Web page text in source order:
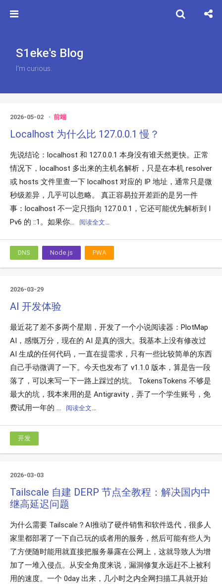
S1eke's Blog
I'm curious.
2026-05-02 前端
Localhost 为什么比 127.0.0.1 慢？
先说结论：localhost 和 127.0.0.1 本身没有谁天然更快。正常
情况下，localhost 多出来的主机名解析，只是在本机 resolver
或 hosts 文件里查一下 localhost 对应的 IP 地址，通常只是微
秒级差异，几乎可以忽略。 真正容易拉开差距的是另一件
事：localhost 不一定只指向 127.0.0.1，它还可能优先解析到 I
Pv6 的 ::1。如果你...
阅读全文…
DNS Node.js PWA
2026-03-29
AI 开发体验
最近花了差不多两个星期，开发了一个小说阅读器：PlotMap
AI，感慨万分，现在的 AI 是真的强大。我基本上没有修改过
AI 生成的任何代码，一直在提需求，只有一些比较简单的东西
自己手动微调了一下。今天也发布了 v1.1.0 版本，算是告一段
落了，可以来写一下一路上踩过的坑。 TokensTokens 不够是
最大的坑，我本来用的是 Antigravity，弄了一个学生账号，免
费试用一年的 ...
阅读全文…
开发
2026-03-03
Tailscale 自建 DERP 节点全教程：解决国内中
继高延迟问题
为什么需要 Tailscale？AI推动了硬件销售和软件迭代，很多人
家里都部署了一下自己玩的或者用的服务，然后可能有些人为
了方便随时能用就直接把服务暴露在公网上，这就导致人为增
加了一堆入侵点。从安全角度来说，漏洞修复永远赶不上被利
用的速度。一个 0day 出来，几小时之内全网扫描工具就开始